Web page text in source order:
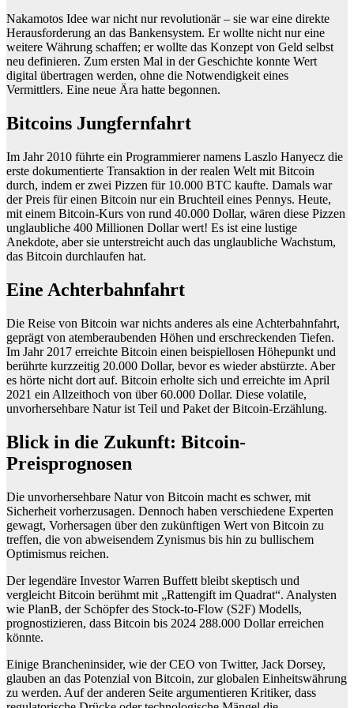
Nakamotos Idee war nicht nur revolutionär – sie war eine direkte
Herausforderung an das Bankensystem. Er wollte nicht nur eine
weitere Währung schaffen; er wollte das Konzept von Geld selbst
neu definieren. Zum ersten Mal in der Geschichte konnte Wert
digital übertragen werden, ohne die Notwendigkeit eines
Vermittlers. Eine neue Ära hatte begonnen.
Bitcoins Jungfernfahrt
Im Jahr 2010 führte ein Programmierer namens Laszlo Hanyecz die
erste dokumentierte Transaktion in der realen Welt mit Bitcoin
durch, indem er zwei Pizzen für 10.000 BTC kaufte. Damals war
der Preis für einen Bitcoin nur ein Bruchteil eines Pennys. Heute,
mit einem Bitcoin-Kurs von rund 40.000 Dollar, wären diese Pizzen
unglaubliche 400 Millionen Dollar wert! Es ist eine lustige
Anekdote, aber sie unterstreicht auch das unglaubliche Wachstum,
das Bitcoin durchlaufen hat.
Eine Achterbahnfahrt
Die Reise von Bitcoin war nichts anderes als eine Achterbahnfahrt,
geprägt von atemberaubenden Höhen und erschreckenden Tiefen.
Im Jahr 2017 erreichte Bitcoin einen beispiellosen Höhepunkt und
berührte kurzzeitig 20.000 Dollar, bevor es wieder abstürzte. Aber
es hörte nicht dort auf. Bitcoin erholte sich und erreichte im April
2021 ein Allzeithoch von über 60.000 Dollar. Diese volatile,
unvorhersehbare Natur ist Teil und Paket der Bitcoin-Erzählung.
Blick in die Zukunft: Bitcoin-
Preisprognosen
Die unvorhersehbare Natur von Bitcoin macht es schwer, mit
Sicherheit vorherzusagen. Dennoch haben verschiedene Experten
gewagt, Vorhersagen über den zukünftigen Wert von Bitcoin zu
treffen, die von abweisendem Zynismus bis hin zu bullischem
Optimismus reichen.
Der legendäre Investor Warren Buffett bleibt skeptisch und
vergleicht Bitcoin berühmt mit „Rattengift im Quadrat“. Analysten
wie PlanB, der Schöpfer des Stock-to-Flow (S2F) Modells,
prognostizieren, dass Bitcoin bis 2024 288.000 Dollar erreichen
könnte.
Einige Brancheninsider, wie der CEO von Twitter, Jack Dorsey,
glauben an das Potenzial von Bitcoin, zur globalen Einheitswährung
zu werden. Auf der anderen Seite argumentieren Kritiker, dass